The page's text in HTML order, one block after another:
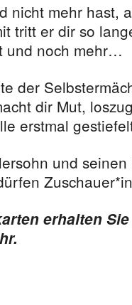
nicht mehr hast,
tritt er dir so
und noch mehr…
der
dir Mut,
erstmal
und
erhalten